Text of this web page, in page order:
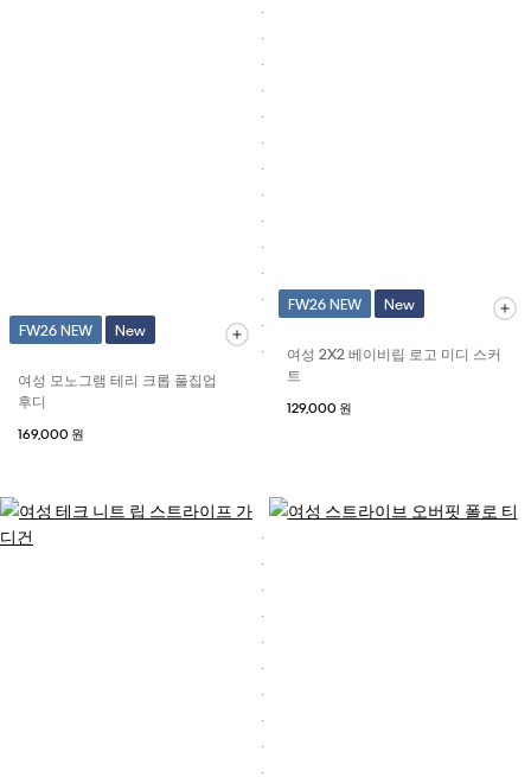
FW26 NEW New
여성 모노그램 테리 크롭 풀집업
후디
169,000 원
FW26 NEW New
여성 2X2 베이비립 로고 미디 스커
트
129,000 원